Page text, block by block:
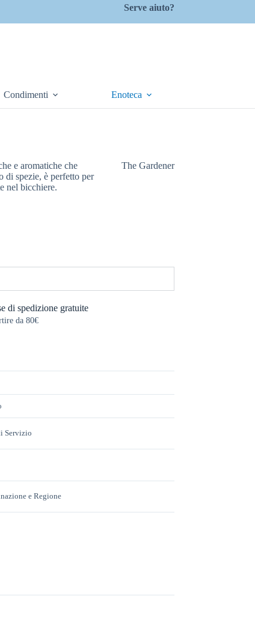
Serve aiuto?
Condimenti Enoteca
The Gardener
e aromatiche che
di spezie, è perfetto per
nel bicchiere.
di spedizione gratuite
da 80€
Servizio
e Regione